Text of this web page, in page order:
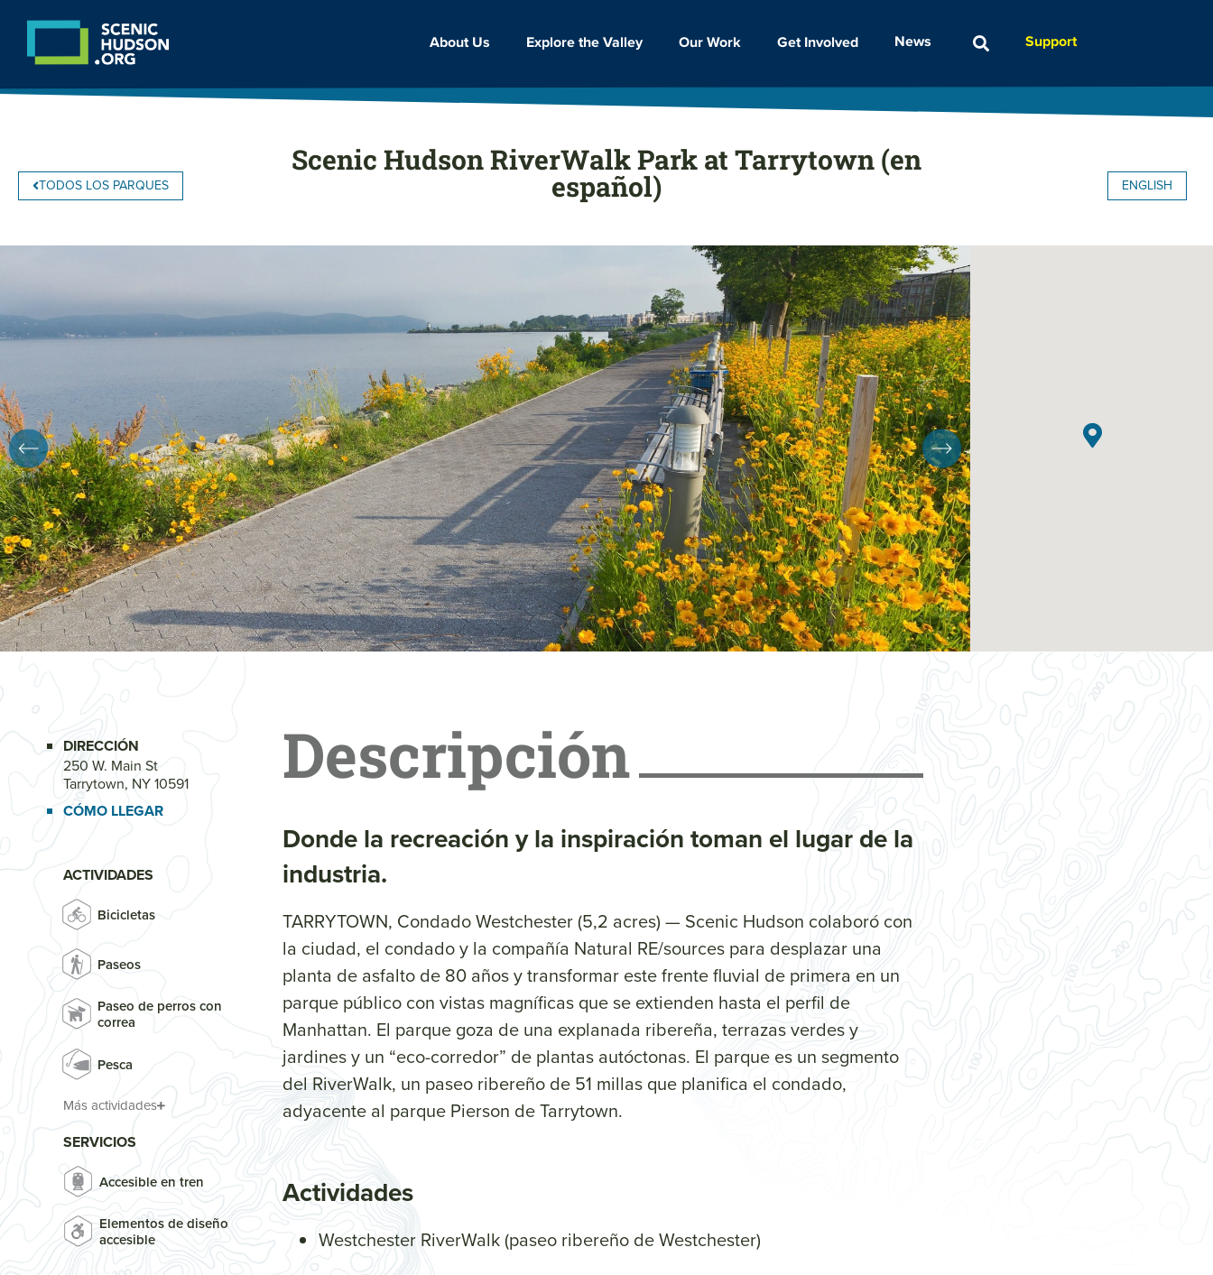
About Us Explore the Valley Our Work Get Involved News Support
TODOS LOS PARQUES
Scenic Hudson RiverWalk Park at Tarrytown (en
español) ENGLISH
DIRECCIÓN
250 W. Main St
Tarrytown, NY 10591
CÓMO LLEGAR
ACTIVIDADES
Bicicletas
Paseos
Paseo de perros con
correa
Pesca
Más actividades
SERVICIOS
Accesible en tren
Elementos de diseño
accesible
Descripción
Donde la recreación y la inspiración toman el lugar de la
industria.
TARRYTOWN, Condado Westchester (5,2 acres) — Scenic Hudson colaboró con
la ciudad, el condado y la compañía Natural RE/sources para desplazar una
planta de asfalto de 80 años y transformar este frente fluvial de primera en un
parque público con vistas magníficas que se extienden hasta el perfil de
Manhattan. El parque goza de una explanada ribereña, terrazas verdes y
jardines y un “eco-corredor” de plantas autóctonas. El parque es un segmento
del RiverWalk, un paseo ribereño de 51 millas que planifica el condado,
adyacente al parque Pierson de Tarrytown.
Actividades
Westchester RiverWalk (paseo ribereño de Westchester)